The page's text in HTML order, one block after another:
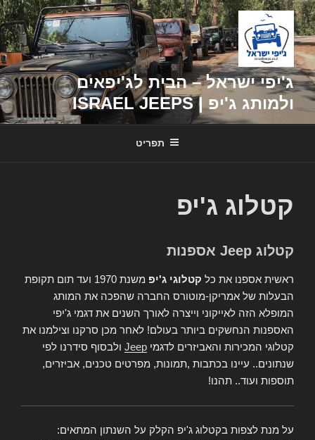
דילוג
לתוכן
ג'יפי ישראל – הבית לג'יפאים
ולמותג ג'יפ | ISRAEL JEEPS
תפריט
קטלוג ג'יפ
קטלוג Jeep אספנות
ראשית אספנו את כל קטלוגי ג'יפ
משנת 1970 ועד תום תקופת
הבעלות של אמריקן-מוטורס החברה שהפכה את המותג
המופלא הזה לאייקוני וייצרה לאורך השנים את דגמי ג'יפי
האספנות הנחשקים ביותר בעולם! לאחר מכן סרקנו וצילמנו את
קטלוגי המכירות והאביזרים לדגמי Jeep ולבסוף סידרנו לפי
שנתונים.. עיינו בכתבות ,תמונות, מפרטים טכנים, אביזרים,
תוספות ועוד.. תהנו!
על מנת לצפות בקטלוג ג'יפ הקלק על השנתון המתאים: